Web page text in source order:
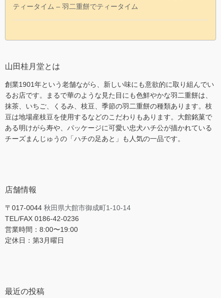
ティータイム – 羽二重餅でティータイム
山田桂月堂とは
創業1901年という老舗ながら、新しい味にも意欲的に取り組んでい
るお店です。まるで華のような見た目にも色鮮やかな羽二重餅は、
抹茶、いちご、くるみ、枝豆、季節の羽二重餅の種類あります。枝
豆は地場産枝豆を使用するなどのこだわりもあります。大館銘菓で
ある明けがら寿や、パッケージに可愛い忠犬ハチ公が描かれている
チーズまんじゅうの「ハチの足あと」も人気の一品です。
店舗情報
〒017-0044 秋田県大館市御成町1-10-14
TEL/FAX 0186-42-0236
営業時間：8:00〜19:00
定休日：第3月曜日
最近の投稿